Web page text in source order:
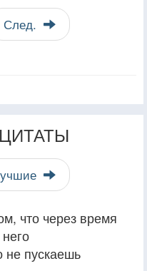
След.
что через время
не пускаешь